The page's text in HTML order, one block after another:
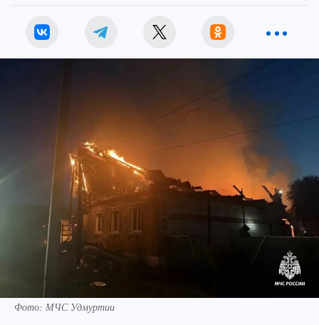
Фото: МЧС Удмуртии